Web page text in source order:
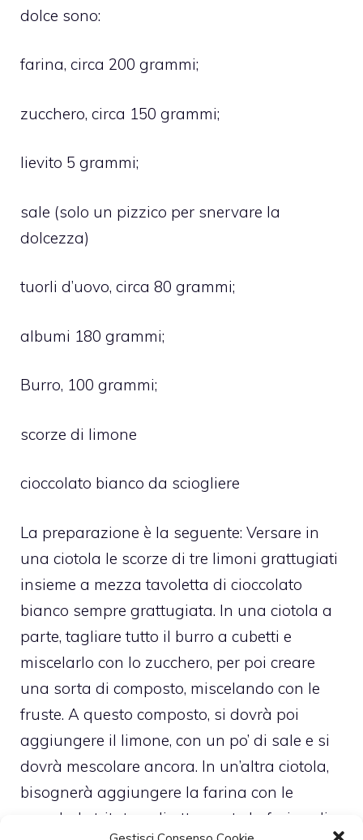
dolce sono:
farina, circa 200 grammi;
zucchero, circa 150 grammi;
lievito 5 grammi;
sale (solo un pizzico per snervare la
dolcezza)
tuorli d’uovo, circa 80 grammi;
albumi 180 grammi;
Burro, 100 grammi;
scorze di limone
cioccolato bianco da sciogliere
La preparazione è la seguente: Versare in
una ciotola le scorze di tre limoni grattugiati
insieme a mezza tavoletta di cioccolato
bianco sempre grattugiata. In una ciotola a
parte, tagliare tutto il burro a cubetti e
miscelarlo con lo zucchero, per poi creare
una sorta di composto, miscelando con le
fruste. A questo composto, si dovrà poi
aggiungere il limone, con un po’ di sale e si
dovrà mescolare ancora. In un’altra ciotola,
bisognerà aggiungere la farina con le
mandorle tritate o direttamente la farina di